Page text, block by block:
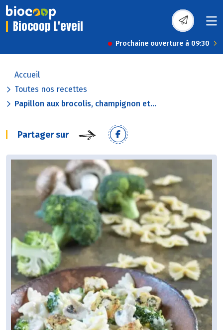
Biocoop L'eveil
Prochaine ouverture à 09:30
Accueil
Toutes nos recettes
Papillon aux brocolis, champignon et...
Partager sur